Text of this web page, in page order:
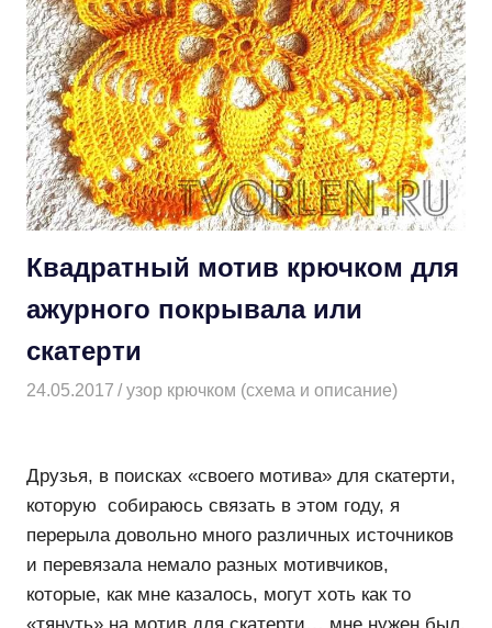
Квадратный мотив крючком для
ажурного покрывала или
скатерти
24.05.2017 Творогова Елена
узор крючком (схема и описание)
Друзья, в поисках «своего мотива» для скатерти,
которую собираюсь связать в этом году, я
перерыла довольно много различных источников
и перевязала немало разных мотивчиков,
которые, как мне казалось, могут хоть как то